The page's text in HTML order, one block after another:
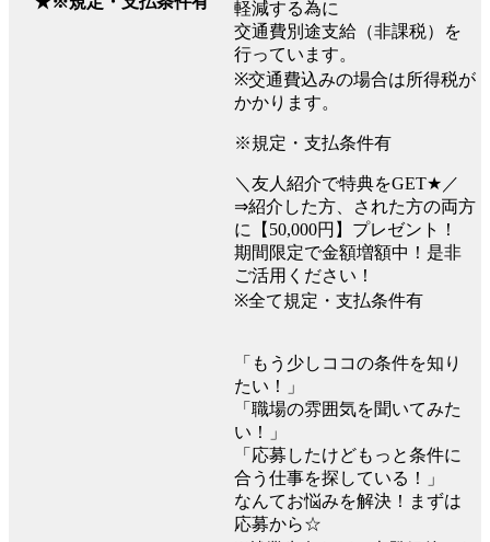
軽減する為に
交通費別途支給（非課税）を
行っています。
※交通費込みの場合は所得税が
かかります。
※規定・支払条件有
＼友人紹介で特典をGET★／
⇒紹介した方、された方の両方
に【50,000円】プレゼント！
期間限定で金額増額中！是非
ご活用ください！
※全て規定・支払条件有
「もう少しココの条件を知り
たい！」
「職場の雰囲気を聞いてみた
い！」
「応募したけどもっと条件に
合う仕事を探している！」
なんてお悩みを解決！まずは
応募から☆